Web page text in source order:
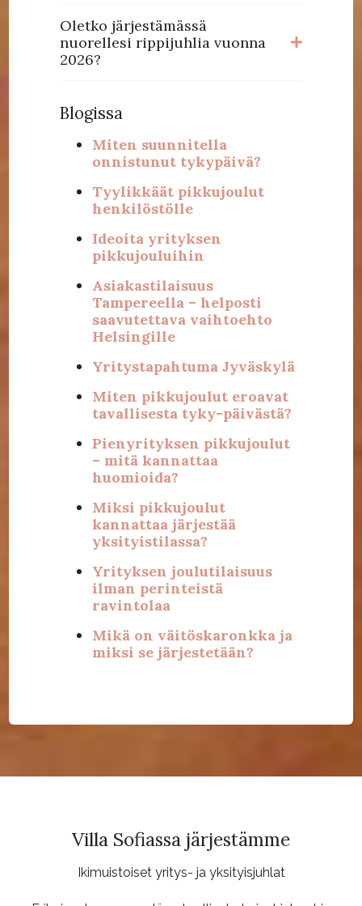
Oletko järjestämässä
nuorellesi rippijuhlia vuonna
2026?
Blogissa
Miten suunnitella
onnistunut tykypäivä?
Tyylikkäät pikkujoulut
henkilöstölle
Ideoita yrityksen
pikkujouluihin
Asiakastilaisuus
Tampereella – helposti
saavutettava vaihtoehto
Helsingille
Yritystapahtuma Jyväskylä
Miten pikkujoulut eroavat
tavallisesta tyky-päivästä?
Pienyrityksen pikkujoulut
– mitä kannattaa
huomioida?
Miksi pikkujoulut
kannattaa järjestää
yksityistilassa?
Yrityksen joulutilaisuus
ilman perinteistä
ravintolaa
Mikä on väitöskaronkka ja
miksi se järjestetään?
Villa Sofiassa järjestämme
Ikimuistoiset yritys- ja yksityisjuhlat